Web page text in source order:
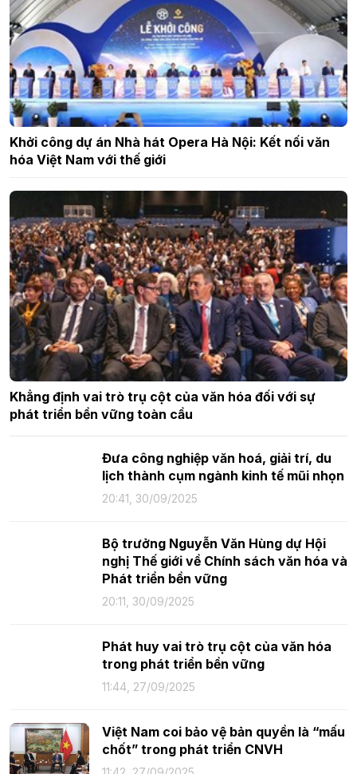
Khởi công dự án Nhà hát Opera Hà Nội: Kết nối văn
hóa Việt Nam với thế giới
Khẳng định vai trò trụ cột của văn hóa đối với sự
phát triển bền vững toàn cầu
Đưa công nghiệp văn hoá, giải trí, du
lịch thành cụm ngành kinh tế mũi nhọn
20:41, 30/09/2025
Bộ trưởng Nguyễn Văn Hùng dự Hội
nghị Thế giới về Chính sách văn hóa và
Phát triển bền vững
20:11, 30/09/2025
Phát huy vai trò trụ cột của văn hóa
trong phát triển bền vững
11:44, 27/09/2025
Việt Nam coi bảo vệ bản quyền là “mấu
chốt” trong phát triển CNVH